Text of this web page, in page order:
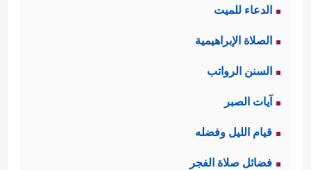
الدعاء للميت
الصلاة الإبراهيمية
السنن الرواتب
آيات الصبر
قيام الليل وفضله
فضائل صلاة الفجر